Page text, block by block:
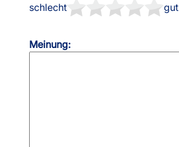
schlecht
gut
Meinung: